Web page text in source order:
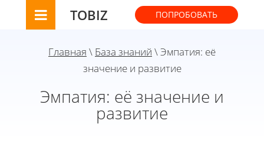
TOBIZ ПОПРОБОВАТЬ
Главная \ База знаний \ Эмпатия: её
значение и развитие
Эмпатия: её значение и
развитие